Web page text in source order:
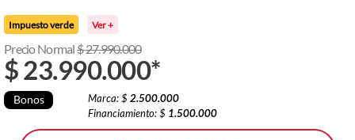
Impuesto verde Ver +
Precio Normal$27.990.000
$23.990.000*
Bonos Marca: $ 2.500.000
Financiamiento: $ 1.500.000